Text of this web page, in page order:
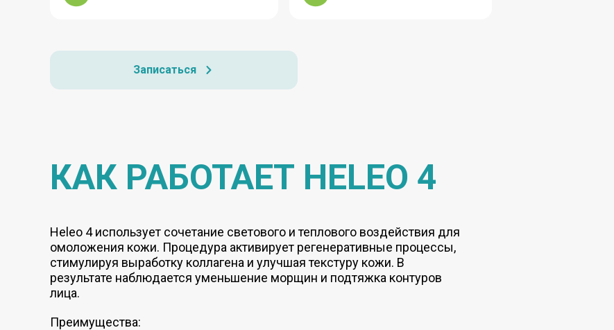
Записаться
КАК РАБОТАЕТ HELEO 4
Heleo 4 использует сочетание светового и теплового воздействия для
омоложения кожи. Процедура активирует регенеративные процессы,
стимулируя выработку коллагена и улучшая текстуру кожи. В
результате наблюдается уменьшение морщин и подтяжка контуров
лица.
Преимущества: